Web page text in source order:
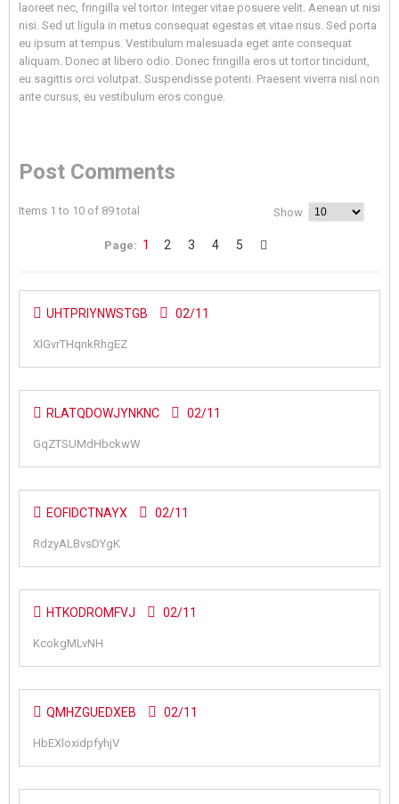
laoreet nec, fringilla vel tortor. Integer vitae posuere velit. Aenean ut nisi
nisi. Sed ut ligula in metus consequat egestas et vitae risus. Sed porta
eu ipsum at tempus. Vestibulum malesuada eget ante consequat
aliquam. Donec at libero odio. Donec fringilla eros ut tortor tincidunt,
eu sagittis orci volutpat. Suspendisse potenti. Praesent viverra nisl non
ante cursus, eu vestibulum eros congue.
Post Comments
Items 1 to 10 of 89 total Show
Page: 1 2 3 4 5
UHTPRIYNWSTGB 02/11
XlGvrTHqnkRhgEZ
RLATQDOWJYNKNC 02/11
GqZTSUMdHbckwW
EOFIDCTNAYX 02/11
RdzyALBvsDYgK
HTKODROMFVJ 02/11
KcokgMLvNH
QMHZGUEDXEB 02/11
HbEXloxidpfyhjV